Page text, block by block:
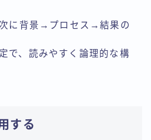
次に背景→プロセス→結果の
で、読みやすく論理的な構
する